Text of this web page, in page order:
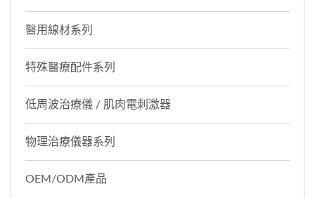
醫用線材系列
特殊醫療配件系列
低周波治療儀 / 肌肉電刺激器
物理治療儀器系列
OEM/ODM產品